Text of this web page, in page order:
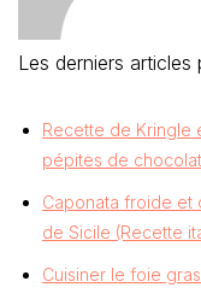
Les derniers articles
Recette de Kringle
pépites de chocolat
Caponata froide et
de Sicile (Recette
Cuisiner le foie